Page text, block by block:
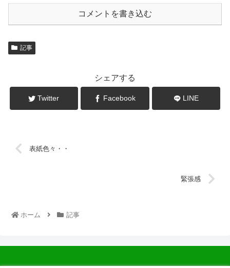
コメントを書き込む
記事
シェアする
Twitter Facebook LINE
表紙色々・・
緊張感
ホーム 記事